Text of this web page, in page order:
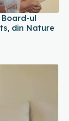
ul
din Nature